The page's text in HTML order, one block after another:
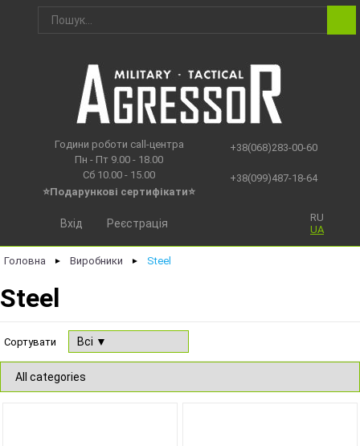
Години роботи call-центра
Пн - Пт 9.00 - 18.00
Сб 10.00 - 15.00
⭐Подарункові сертифікати⭐
+38(068)283-00-60
+38(099)487-18-64
RU
UA
Вхід Реєстрація
Головна ► Виробники ► Steel
Steel
Сортувати